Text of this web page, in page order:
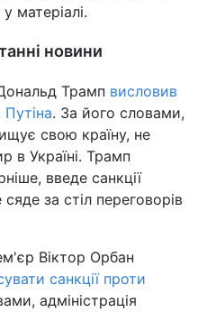
матеріалі.
новини
Трамп висловив
. За його словами,
свою країну, не
в Україні. Трамп
введе санкції
за стіл переговорів
Віктор Орбан
санкції проти
адміністрація